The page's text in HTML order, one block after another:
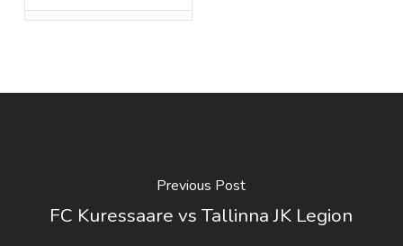
Previous Post
FC Kuressaare vs Tallinna JK Legion